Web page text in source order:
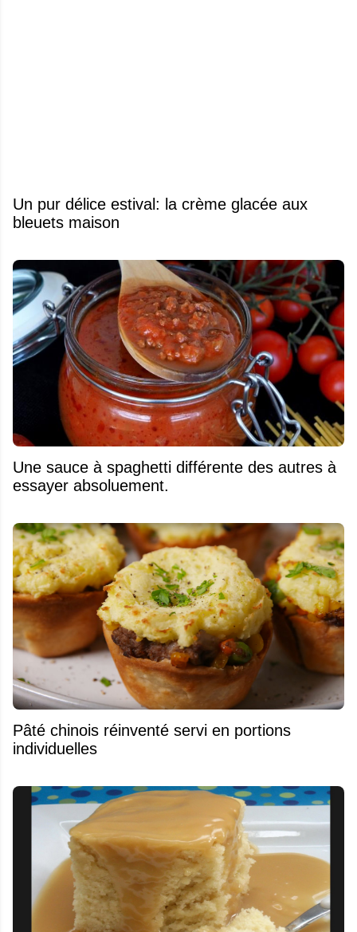
Un pur délice estival: la crème glacée aux
bleuets maison
Une sauce à spaghetti différente des autres à
essayer absoluement.
Pâté chinois réinventé servi en portions
individuelles